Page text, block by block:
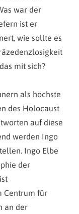
war der
ist er
wie sollte es
mit sich?
als höchste
des Holocaust
auf diese
werden Ingo
Ingo Elbe
der
Centrum für
an der